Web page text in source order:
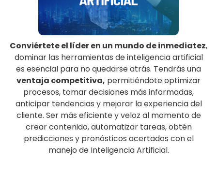
Conviértete el líder en un mundo de inmediatez,
dominar las herramientas de inteligencia artificial
es esencial para no quedarse atrás. Tendrás una
ventaja competitiva, permitiéndote optimizar
procesos, tomar decisiones más informadas,
anticipar tendencias y mejorar la experiencia del
cliente. Ser más eficiente y veloz al momento de
crear contenido, automatizar tareas, obtén
predicciones y pronósticos acertados con el
manejo de Inteligencia Artificial.